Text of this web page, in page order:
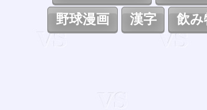
野球漫画
漢字 飲み